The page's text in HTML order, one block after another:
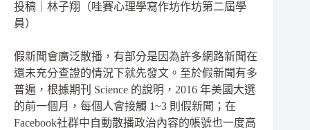
投稿｜林子翔（哇賽心理學寫作坊作坊第二屆學
員）
假新聞會廣泛散播，有部分是因為許多網路新聞在
還未充分查證的情況下就先發文。至於假新聞有多
普遍，根據期刊 Science 的說明， 2016 年美國大選
的前一個月，每個人會接觸 1~3 則假新聞；在
Facebook社群中自動散播政治內容的帳號也一度高